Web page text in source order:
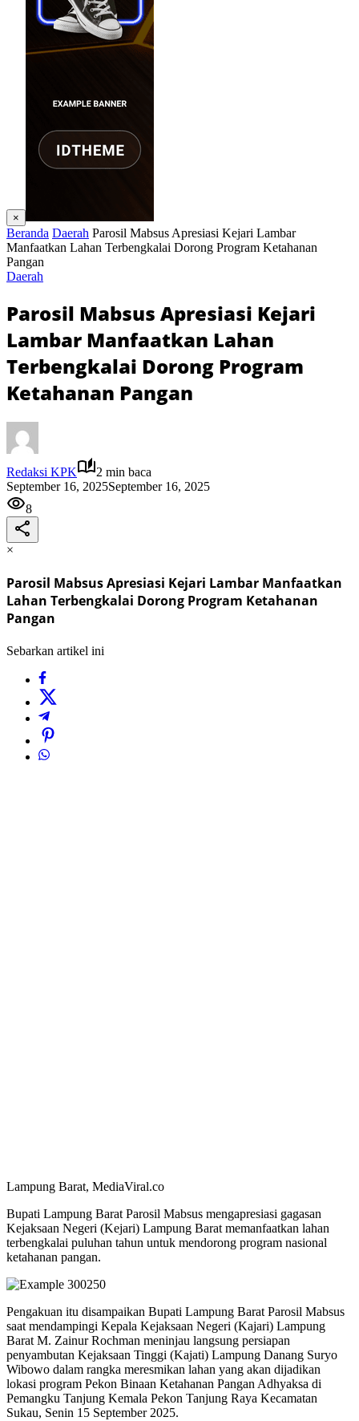
×
Beranda Daerah Parosil Mabsus Apresiasi Kejari Lambar
Manfaatkan Lahan Terbengkalai Dorong Program Ketahanan
Pangan
Daerah
Parosil Mabsus Apresiasi Kejari
Lambar Manfaatkan Lahan
Terbengkalai Dorong Program
Ketahanan Pangan
Redaksi KPK
2 min baca
September 16, 2025September 16, 2025
8
×
Parosil Mabsus Apresiasi Kejari Lambar Manfaatkan
Lahan Terbengkalai Dorong Program Ketahanan
Pangan
Sebarkan artikel ini
Lampung Barat, MediaViral.co
Bupati Lampung Barat Parosil Mabsus mengapresiasi gagasan
Kejaksaan Negeri (Kejari) Lampung Barat memanfaatkan lahan
terbengkalai puluhan tahun untuk mendorong program nasional
ketahanan pangan.
Pengakuan itu disampaikan Bupati Lampung Barat Parosil Mabsus
saat mendampingi Kepala Kejaksaan Negeri (Kajari) Lampung
Barat M. Zainur Rochman meninjau langsung persiapan
penyambutan Kejaksaan Tinggi (Kajati) Lampung Danang Suryo
Wibowo dalam rangka meresmikan lahan yang akan dijadikan
lokasi program Pekon Binaan Ketahanan Pangan Adhyaksa di
Pemangku Tanjung Kemala Pekon Tanjung Raya Kecamatan
Sukau, Senin 15 September 2025.